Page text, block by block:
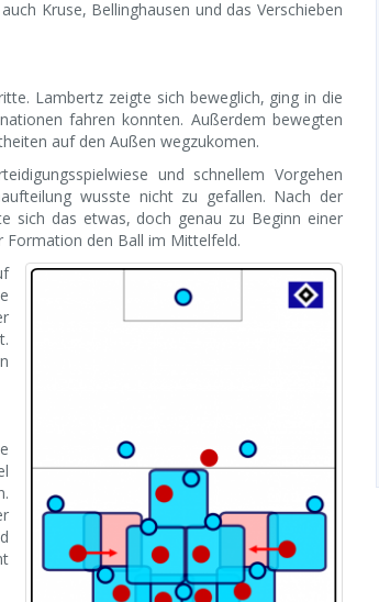
Kruse, Bellinghausen und das Verschieben
Lambertz zeigte sich beweglich, ging in die
fahren konnten. Außerdem bewegten
auf den Außen wegzukomen.
und schnellem Vorgehen
wusste nicht zu gefallen. Nach der
sich das etwas, doch genau zu Beginn einer
Formation den Ball im Mittelfeld.